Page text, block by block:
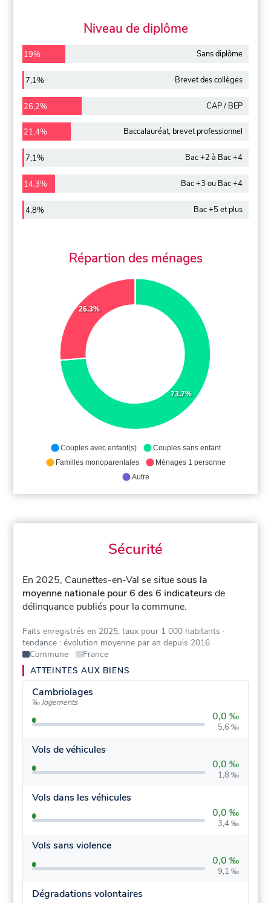
Niveau de diplôme
19% Sans diplôme
7,1% Brevet des collèges
26,2% CAP / BEP
21,4% Baccalauréat, brevet professionnel
7,1% Bac +2 à Bac +4
14,3% Bac +3 ou Bac +4
4,8% Bac +5 et plus
Répartion des ménages
73.7%
26.3%
Couples avec enfant(s)
Couples sans enfant
Familles monoparentales
Ménages 1 personne
Autre
Sécurité
En 2025, Caunettes-en-Val se situesous la
moyenne nationale pour 6 des 6 indicateurs de
délinquance publiés pour la commune.
Faits enregistrés en 2025, taux pour 1 000 habitants ·
tendance : évolution moyenne par an depuis 2016
Commune
France
ATTEINTES AUX BIENS
Cambriolages
‰ logements
0,0 ‰
5,6 ‰
Vols de véhicules
0,0 ‰
1,8 ‰
Vols dans les véhicules
0,0 ‰
3,4 ‰
Vols sans violence
0,0 ‰
9,1 ‰
Dégradations volontaires